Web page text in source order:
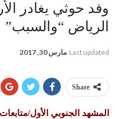
وفد حوثي يغادر
الرياض “والسبب”
Last updated مارس 30, 2017
Share
المشهد الجنوبي الأول/متابعات